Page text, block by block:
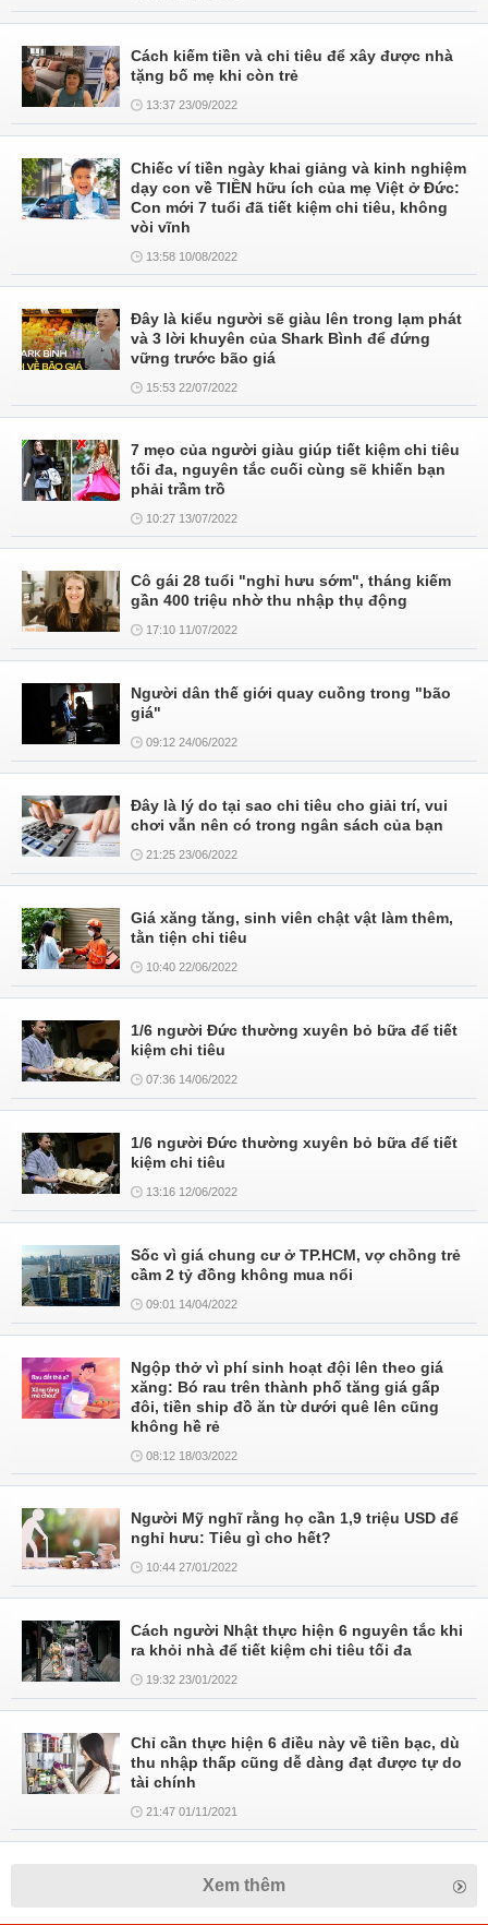
Cách kiếm tiền và chi tiêu để xây được nhà
tặng bố mẹ khi còn trẻ
13:37 23/09/2022
Chiếc ví tiền ngày khai giảng và kinh nghiệm
dạy con về TIỀN hữu ích của mẹ Việt ở Đức:
Con mới 7 tuổi đã tiết kiệm chi tiêu, không
vòi vĩnh
13:58 10/08/2022
Đây là kiểu người sẽ giàu lên trong lạm phát
và 3 lời khuyên của Shark Bình để đứng
vững trước bão giá
15:53 22/07/2022
7 mẹo của người giàu giúp tiết kiệm chi tiêu
tối đa, nguyên tắc cuối cùng sẽ khiến bạn
phải trầm trồ
10:27 13/07/2022
Cô gái 28 tuổi "nghỉ hưu sớm", tháng kiếm
gần 400 triệu nhờ thu nhập thụ động
17:10 11/07/2022
Người dân thế giới quay cuồng trong "bão
giá"
09:12 24/06/2022
Đây là lý do tại sao chi tiêu cho giải trí, vui
chơi vẫn nên có trong ngân sách của bạn
21:25 23/06/2022
Giá xăng tăng, sinh viên chật vật làm thêm,
tằn tiện chi tiêu
10:40 22/06/2022
1/6 người Đức thường xuyên bỏ bữa để tiết
kiệm chi tiêu
07:36 14/06/2022
1/6 người Đức thường xuyên bỏ bữa để tiết
kiệm chi tiêu
13:16 12/06/2022
Sốc vì giá chung cư ở TP.HCM, vợ chồng trẻ
cầm 2 tỷ đồng không mua nổi
09:01 14/04/2022
Ngộp thở vì phí sinh hoạt đội lên theo giá
xăng: Bó rau trên thành phố tăng giá gấp
đôi, tiền ship đồ ăn từ dưới quê lên cũng
không hề rẻ
08:12 18/03/2022
Người Mỹ nghĩ rằng họ cần 1,9 triệu USD để
nghỉ hưu: Tiêu gì cho hết?
10:44 27/01/2022
Cách người Nhật thực hiện 6 nguyên tắc khi
ra khỏi nhà để tiết kiệm chi tiêu tối đa
19:32 23/01/2022
Chỉ cần thực hiện 6 điều này về tiền bạc, dù
thu nhập thấp cũng dễ dàng đạt được tự do
tài chính
21:47 01/11/2021
Xem thêm